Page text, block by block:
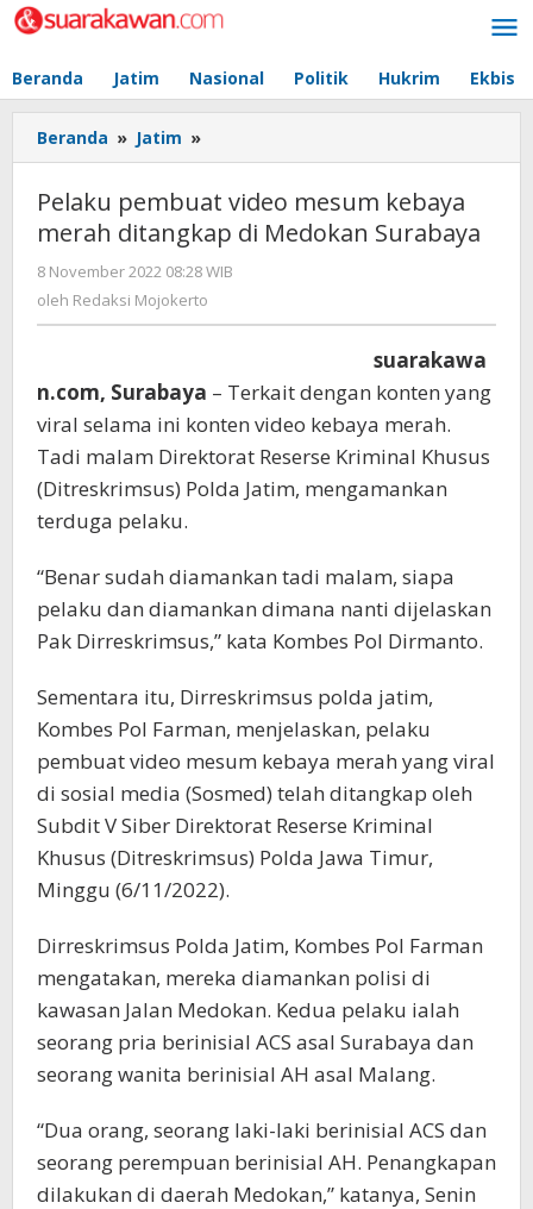
Lewati
ke
Beranda Jatim Nasional Politik Hukrim Ekbis
Beranda » Jatim »
pembuat
mesum
kebaya
merah
di
Pelaku pembuat video mesum kebaya
merah ditangkap di Medokan Surabaya
8 November 2022 08:28 WIB
oleh Redaksi Mojokerto
suarakawa
n.com, Surabaya – Terkait dengan konten yang
viral selama ini konten video kebaya merah.
Tadi malam Direktorat Reserse Kriminal Khusus
(Ditreskrimsus) Polda Jatim, mengamankan
terduga pelaku.
“Benar sudah diamankan tadi malam, siapa
pelaku dan diamankan dimana nanti dijelaskan
Pak Dirreskrimsus,” kata Kombes Pol Dirmanto.
Sementara itu, Dirreskrimsus polda jatim,
Kombes Pol Farman, menjelaskan, pelaku
pembuat video mesum kebaya merah yang viral
di sosial media (Sosmed) telah ditangkap oleh
Subdit V Siber Direktorat Reserse Kriminal
Khusus (Ditreskrimsus) Polda Jawa Timur,
Minggu (6/11/2022).
Dirreskrimsus Polda Jatim, Kombes Pol Farman
mengatakan, mereka diamankan polisi di
kawasan Jalan Medokan. Kedua pelaku ialah
seorang pria berinisial ACS asal Surabaya dan
seorang wanita berinisial AH asal Malang.
“Dua orang, seorang laki-laki berinisial ACS dan
seorang perempuan berinisial AH. Penangkapan
dilakukan di daerah Medokan,” katanya, Senin